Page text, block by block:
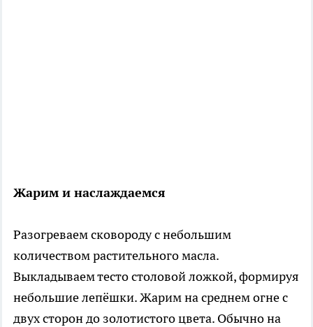
Жарим и наслаждаемся
Разогреваем сковороду с небольшим
количеством растительного масла.
Выкладываем тесто столовой ложкой, формируя
небольшие лепёшки. Жарим на среднем огне с
двух сторон до золотистого цвета. Обычно на